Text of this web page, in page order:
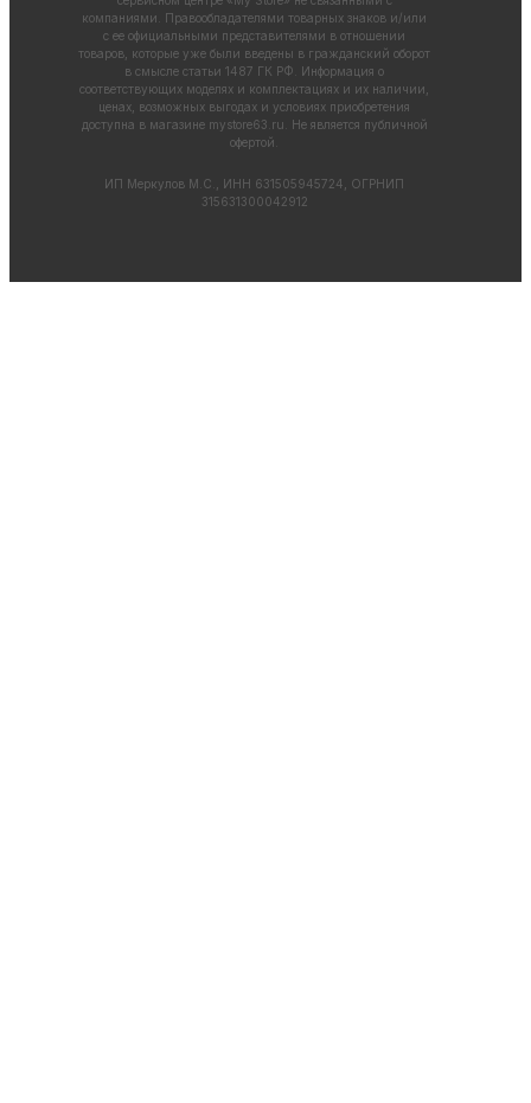
компаниями. Правообладателями товарных знаков и/или
с ее официальными представителями в отношении
товаров, которые уже были введены в гражданский оборот
в смысле статьи 1487 ГК РФ. Информация о
соответствующих моделях и комплектациях и их наличии,
ценах, возможных выгодах и условиях приобретения
доступна в магазине mystore63.ru . Не является публичной
офертой.
ИП Меркулов М.С., ИНН 631505945724, ОГРНИП
315631300042912